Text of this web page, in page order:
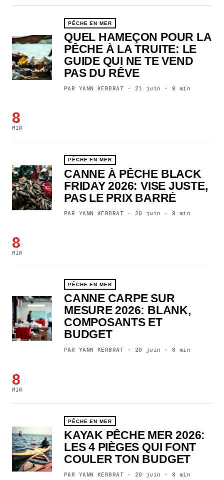
PÊCHE EN MER
QUEL HAMEÇON POUR LA
PÊCHE À LA TRUITE: LE
GUIDE QUI NE TE VEND
PAS DU RÊVE
PAR YANN KERBRAT · 21 juin · 8 min
8
MIN
PÊCHE EN MER
CANNE À PÊCHE BLACK
FRIDAY 2026: VISE JUSTE,
PAS LE PRIX BARRÉ
PAR YANN KERBRAT · 20 juin · 8 min
8
MIN
PÊCHE EN MER
CANNE CARPE SUR
MESURE 2026: BLANK,
COMPOSANTS ET
BUDGET
PAR YANN KERBRAT · 20 juin · 8 min
8
MIN
PÊCHE EN MER
KAYAK PÊCHE MER 2026:
LES 4 PIÈGES QUI FONT
COULER TON BUDGET
PAR YANN KERBRAT · 20 juin · 8 min